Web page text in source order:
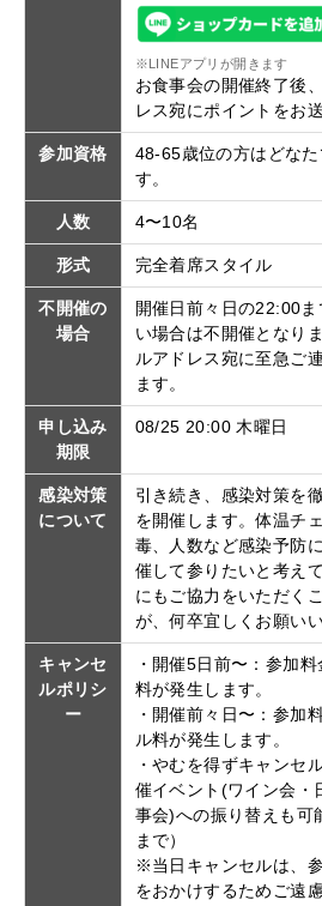
※LINEアプリが開きます
お食事会の開催終了後
レス宛にポイントをお
参加資格
48-65歳位の方はどな
す。
人数 4〜10名
形式 完全着席スタイル
不開催の
場合
開催日前々日の22:00
い場合は不開催となり
ルアドレス宛に至急ご
ます。
申し込み
期限
08/25 20:00 木曜日
感染対策
について
引き続き、感染対策を
を開催します。体温チ
毒、人数など感染予防
催して参りたいと考え
にもご協力をいただく
が、何卒宜しくお願い
キャンセ
ルポリシ
ー
・開催5日前〜：参加
料が発生します。
・開催前々日〜：参加
ル料が発生します。
・やむを得ずキャンセ
催イベント(ワイン会・
事会)への振り替えも可
まで）
※当日キャンセルは、
をおかけするためご遠